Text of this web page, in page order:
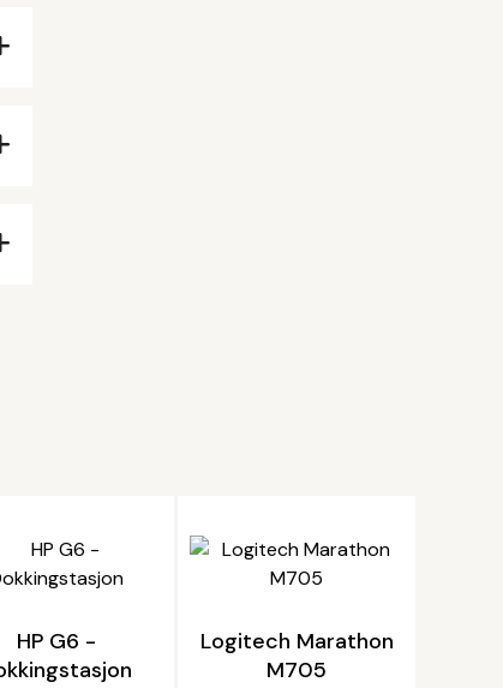
HP G6 -
Logitech Marathon
M705